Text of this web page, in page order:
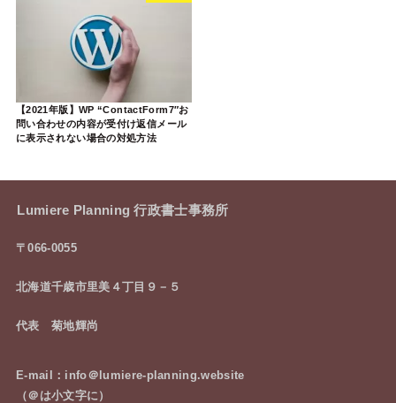
【2021年版】WP “ContactForm7″お
問い合わせの内容が受付け返信メール
に表示されない場合の対処方法
Lumiere Planning 行政書士事務所
〒066-0055
北海道千歳市里美４丁目９－５
代表 菊地輝尚
E-mail：info＠lumiere-planning.website
（＠は小文字に）